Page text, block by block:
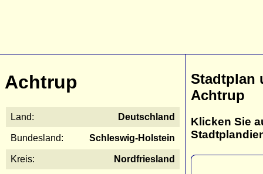
Achtrup
Land: Deutschland
Bundesland: Schleswig-Holstein
Kreis: Nordfriesland
Stadtplan
Achtrup
Klicken Sie